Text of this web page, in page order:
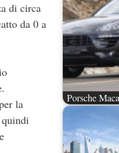
di circa
da 0 a
la
quindi
Porsche